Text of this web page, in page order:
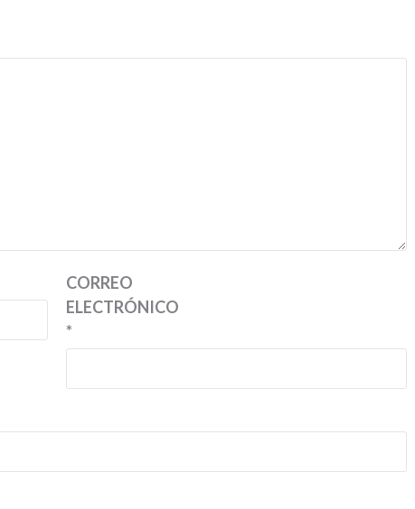
CORREO
ELECTRÓNICO
*